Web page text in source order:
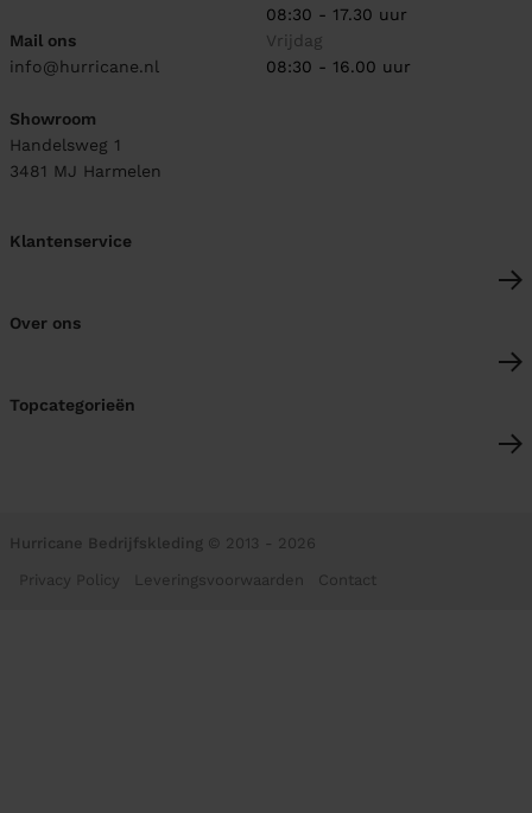
Mail ons
info@hurricane.nl
Showroom
Handelsweg 1
3481 MJ Harmelen
08:30 - 17.30 uur
Vrijdag
08:30 - 16.00 uur
Klantenservice
Over ons
Topcategorieën
Hurricane Bedrijfskleding © 2013 - 2026
Privacy Policy Leveringsvoorwaarden Contact